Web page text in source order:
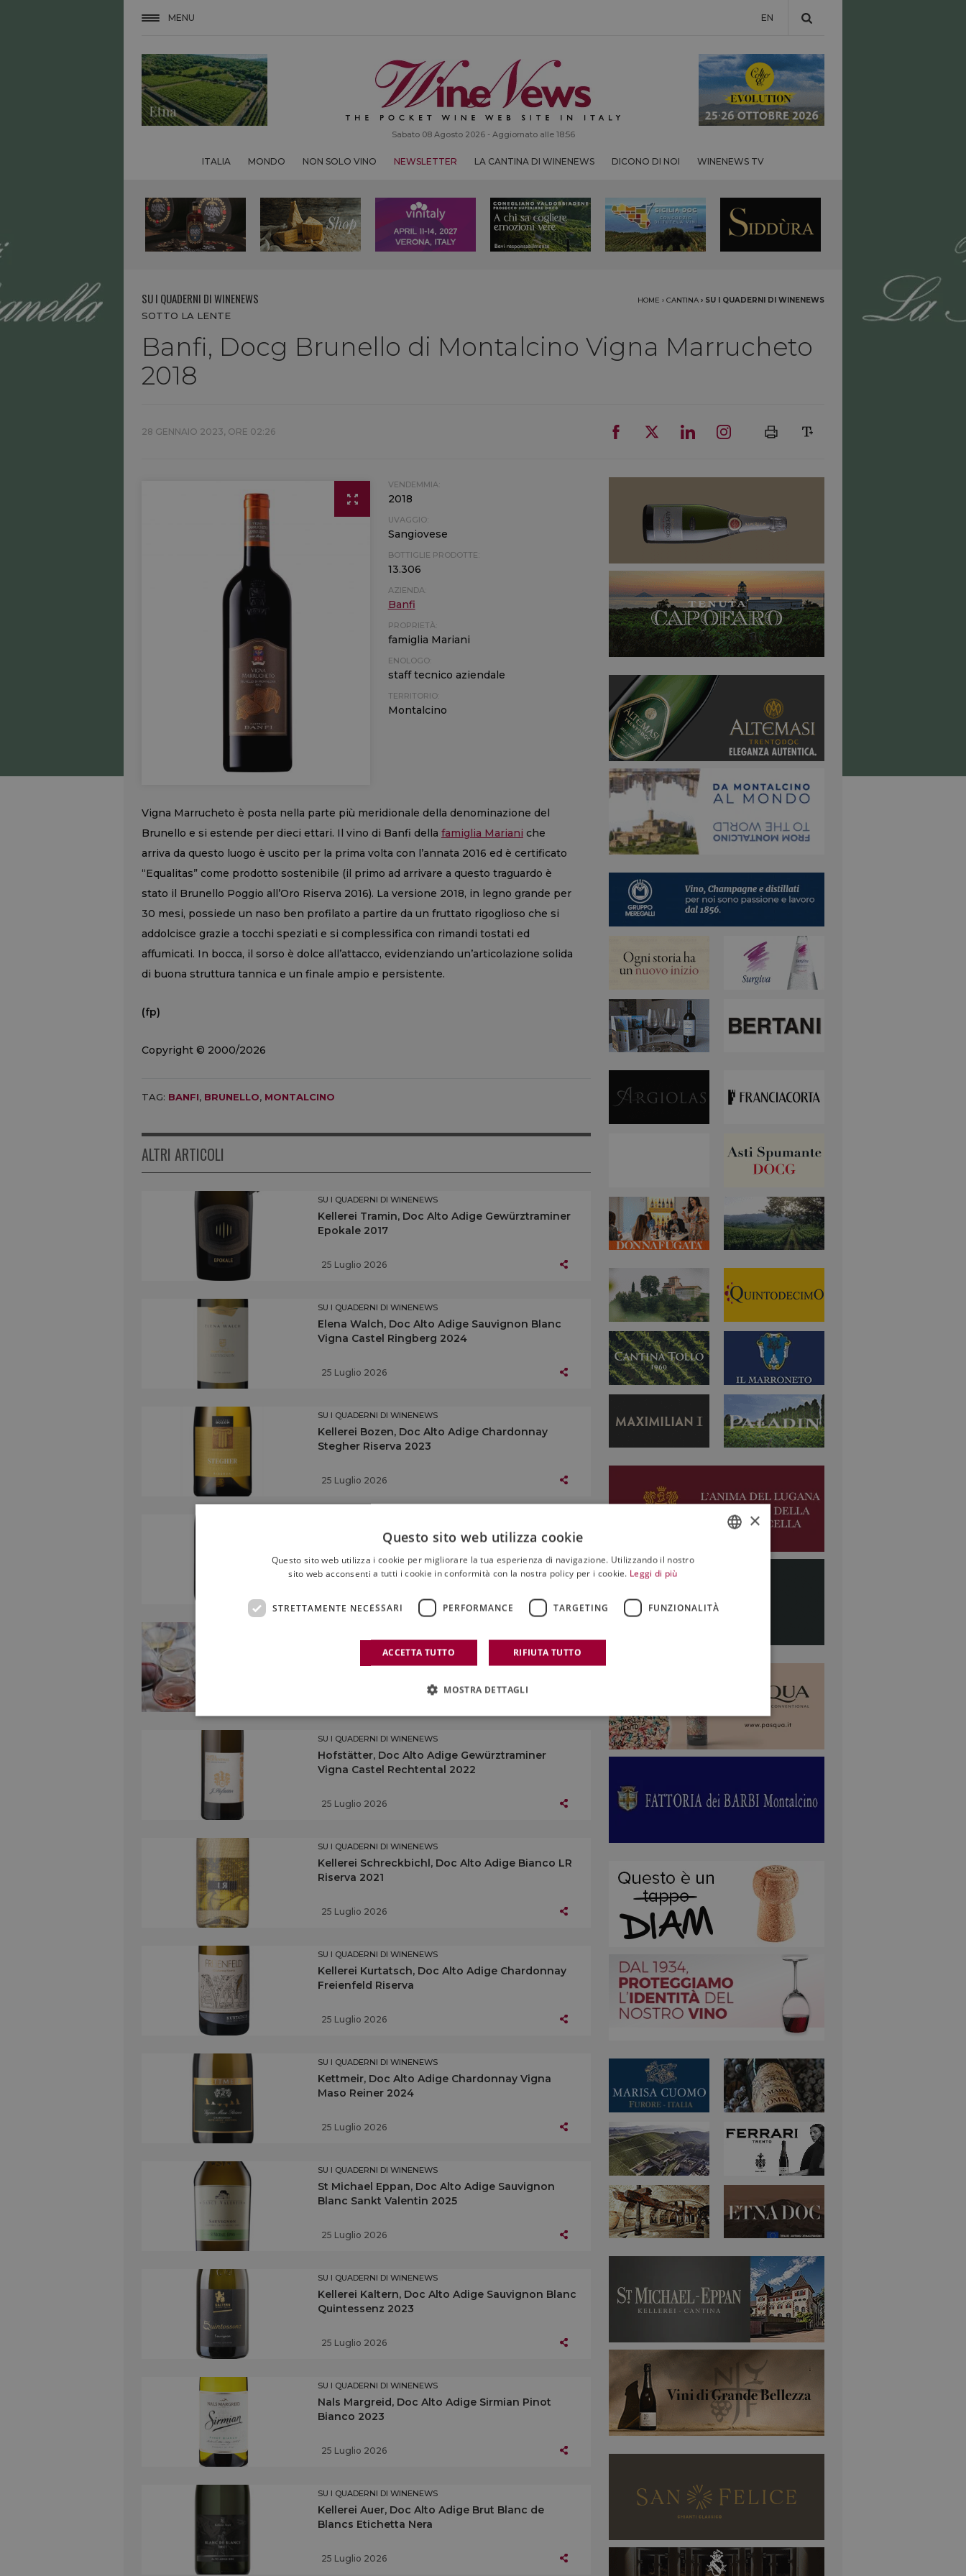
MENU EN
Sabato 08 Agosto 2026 - Aggiornato alle 18:56
ITALIA MONDO NON SOLO VINO NEWSLETTER LA CANTINA DI WINENEWS DICONO DI NOI WINENEWS TV
SU I QUADERNI DI WINENEWS HOME › CANTINA › SU I QUADERNI DI WINENEWS
SOTTO LA LENTE
Banfi, Docg Brunello di Montalcino Vigna Marrucheto
2018
28 GENNAIO 2023, ORE 02:26
VENDEMMIA:
2018
UVAGGIO:
Sangiovese
BOTTIGLIE PRODOTTE:
13.306
AZIENDA:
Banfi
PROPRIETÀ:
famiglia Mariani
ENOLOGO:
staff tecnico aziendale
TERRITORIO:
Montalcino
Vigna Marrucheto è posta nella parte più meridionale della denominazione del
Brunello e si estende per dieci ettari. Il vino di Banfi della famiglia Mariani che
arriva da questo luogo è uscito per la prima volta con l’annata 2016 ed è certificato
“Equalitas” come prodotto sostenibile (il primo ad arrivare a questo traguardo è
stato il Brunello Poggio all’Oro Riserva 2016). La versione 2018, in legno grande per
30 mesi, possiede un naso ben profilato a partire da un fruttato rigoglioso che si
addolcisce grazie a tocchi speziati e si complessifica con rimandi tostati ed
affumicati. In bocca, il sorso è dolce all’attacco, evidenziando un’articolazione solida
di buona struttura tannica e un finale ampio e persistente.
(fp)
Copyright © 2000/2026
TAG: BANFI, BRUNELLO, MONTALCINO
ALTRI ARTICOLI
SU I QUADERNI DI WINENEWS
Kellerei Tramin, Doc Alto Adige Gewürztraminer
Epokale 2017
25 Luglio 2026
SU I QUADERNI DI WINENEWS
Elena Walch, Doc Alto Adige Sauvignon Blanc
Vigna Castel Ringberg 2024
25 Luglio 2026
SU I QUADERNI DI WINENEWS
Kellerei Bozen, Doc Alto Adige Chardonnay
Stegher Riserva 2023
25 Luglio 2026
Kellerei Andrian, Doc Alto Adige Chardonnay
Doran Riserva 2023
L’Alto Adige enoico
SU I QUADERNI DI WINENEWS
Hofstätter, Doc Alto Adige Gewürztraminer
Vigna Castel Rechtental 2022
25 Luglio 2026
SU I QUADERNI DI WINENEWS
Kellerei Schreckbichl, Doc Alto Adige Bianco LR
Riserva 2021
25 Luglio 2026
SU I QUADERNI DI WINENEWS
Kellerei Kurtatsch, Doc Alto Adige Chardonnay
Freienfeld Riserva
25 Luglio 2026
SU I QUADERNI DI WINENEWS
Kettmeir, Doc Alto Adige Chardonnay Vigna
Maso Reiner 2024
25 Luglio 2026
SU I QUADERNI DI WINENEWS
St Michael Eppan, Doc Alto Adige Sauvignon
Blanc Sankt Valentin 2025
25 Luglio 2026
SU I QUADERNI DI WINENEWS
Kellerei Kaltern, Doc Alto Adige Sauvignon Blanc
Quintessenz 2023
25 Luglio 2026
SU I QUADERNI DI WINENEWS
Nals Margreid, Doc Alto Adige Sirmian Pinot
Bianco 2023
25 Luglio 2026
SU I QUADERNI DI WINENEWS
Kellerei Auer, Doc Alto Adige Brut Blanc de
Blancs Etichetta Nera
25 Luglio 2026
×
Questo sito web utilizza cookie
Questo sito web utilizza i cookie per migliorare la tua esperienza di navigazione. Utilizzando il nostro
sito web acconsenti a tutti i cookie in conformità con la nostra policy per i cookie. Leggi di più
STRETTAMENTE NECESSARI PERFORMANCE TARGETING FUNZIONALITÀ
ACCETTA TUTTO RIFIUTA TUTTO
MOSTRA DETTAGLI